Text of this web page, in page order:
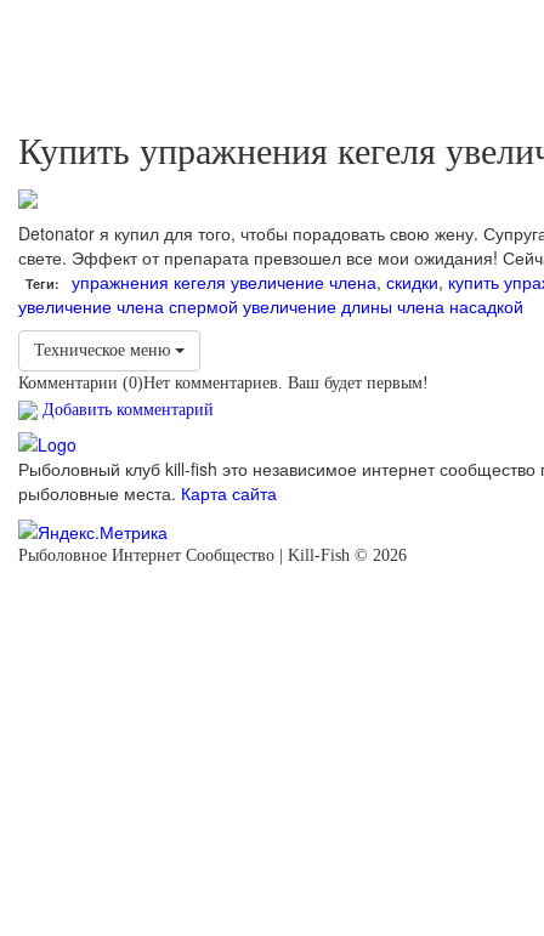
Купить упражнения кегеля
Detonator я купил для того, чтобы порадовать свою жену.
свете. Эффект от препарата превзошел все мои ожидания!
Теги: упражнения кегеля увеличение члена, скидки, купить
увеличение члена спермой увеличение длины члена насадкой
Техническое меню
Комментарии (0)Нет комментариев. Ваш будет первым!
Добавить комментарий
Рыболовный клуб kill-fish это независимое интернет сообщество
рыболовные места. Карта сайта
Рыболовное Интернет Сообщество | Kill-Fish © 2026